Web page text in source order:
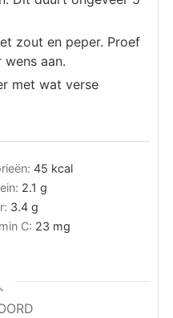
zout en peper. Proef
aan.
met wat verse
45 kcal
2.1 g
3.4 g
C: 23 mg